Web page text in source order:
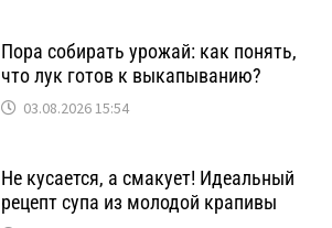
Пора собирать урожай: как понять,
что лук готов к выкапыванию?
03.08.2026 15:54
Не кусается, а смакует! Идеальный
рецепт супа из молодой крапивы